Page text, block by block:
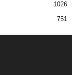
1026
751